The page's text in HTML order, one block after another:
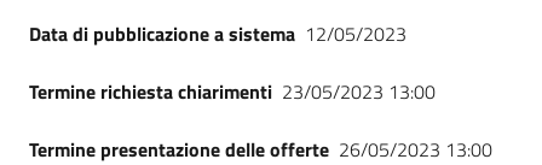
Data di pubblicazione a sistema 12/05/2023
Termine richiesta chiarimenti 23/05/2023 13:00
Termine presentazione delle offerte 26/05/2023 13:00